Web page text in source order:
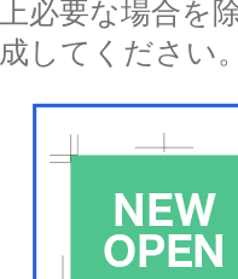
上必要な場合を
成してください